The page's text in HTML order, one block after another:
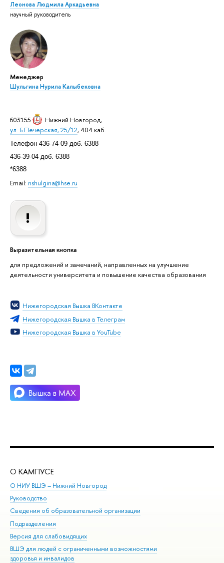
Леонова Людмила Аркадьевна
научный руководитель
Менеджер
Шульгина Нурила Калыбековна
603155 Нижний Новгород,
ул. Б.Печерская, 25/12, 404 каб.
Телефон 436-74-09 доб. 6388
436-39-04 доб. 6388
*6388
Email: nshulgina@hse.ru
Выразительная кнопка
для предложений и замечаний, направленных на улучшение
деятельности университета и повышение качества образования
Нижегородская Вышка ВКонтакте
Нижегородская Вышка в Телеграм
Нижегородская Вышка в YouTube
О КАМПУСЕ
О НИУ ВШЭ – Нижний Новгород
Руководство
Сведения об образовательной организации
Подразделения
Версия для слабовидящих
ВШЭ для людей с ограниченными возможностями
здоровья и инвалидов